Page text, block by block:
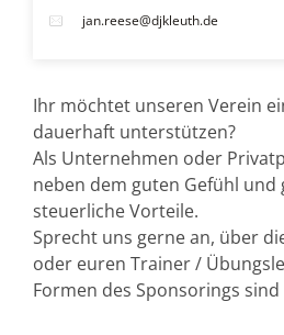
jan.reese@djkleuth.de
Ihr möchtet unseren Verein
dauerhaft unterstützen?
Als Unternehmen oder
neben dem guten Gefühl und
steuerliche Vorteile.
Sprecht uns gerne an, über
oder euren Trainer /
Formen des Sponsorings sind